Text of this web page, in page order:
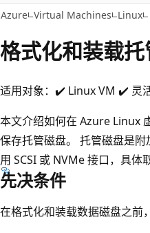
Azure Virtual Machines Linux
格式化和装载
适用对象：✔️ Linux VM ✔️ 灵
本文介绍如何在 Azure Linux
保存托管磁盘。 托管磁盘是
用 SCSI 或 NVMe 接口，具体
先决条件
在格式化和装载数据磁盘之前